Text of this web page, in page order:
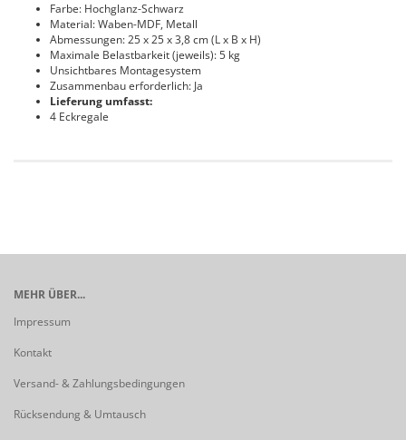
Farbe: Hochglanz-Schwarz
Material: Waben-MDF, Metall
Abmessungen: 25 x 25 x 3,8 cm (L x B x H)
Maximale Belastbarkeit (jeweils): 5 kg
Unsichtbares Montagesystem
Zusammenbau erforderlich: Ja
Lieferung umfasst:
4 Eckregale
MEHR ÜBER...
Impressum
Kontakt
Versand- & Zahlungsbedingungen
Rücksendung & Umtausch